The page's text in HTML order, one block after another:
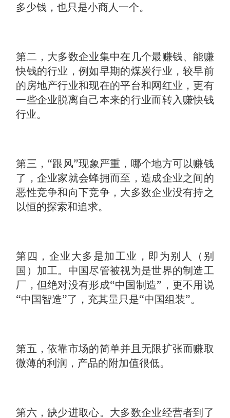
多少钱，也只是小商人一个。
第二，大多数企业集中在几个最赚钱、能赚
快钱的行业，例如早期的煤炭行业，较早前
的房地产行业和现在的平台和网红业，更有
一些企业脱离自己本来的行业而转入赚快钱
行业。
第三，“跟风”现象严重，哪个地方可以赚钱
了，企业家就会蜂拥而至，造成企业之间的
恶性竞争和向下竞争，大多数企业没有持之
以恒的探索和追求。
第四，企业大多是加工业，即为别人（别
国）加工。中国尽管被视为是世界的制造工
厂，但绝对没有形成“中国制造”，更不用说
“中国智造”了，充其量只是“中国组装”。
第五，依靠市场的简单并且无限扩张而赚取
微薄的利润，产品的附加值很低。
第六，缺少进取心。大多数企业经营者到了